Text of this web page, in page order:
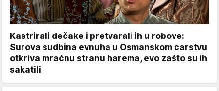
Kastrirali dečake i pretvarali ih u robove:
Surova sudbina evnuha u Osmanskom carstvu
otkriva mračnu stranu harema, evo zašto su ih
sakatili